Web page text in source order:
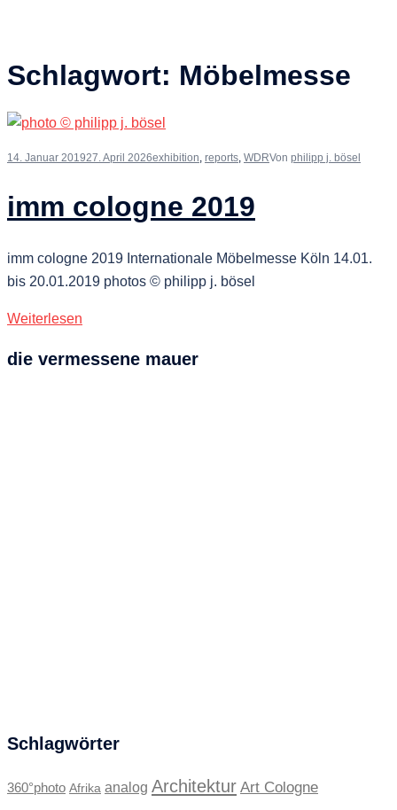
Schlagwort: Möbelmesse
14. Januar 201927. April 2026exhibition, reports, WDRVon philipp j. bösel
imm cologne 2019
imm cologne 2019 Internationale Möbelmesse Köln 14.01.
bis 20.01.2019 photos © philipp j. bösel
Weiterlesen
die vermessene mauer
Schlagwörter
360°photo Afrika analog Architektur Art Cologne